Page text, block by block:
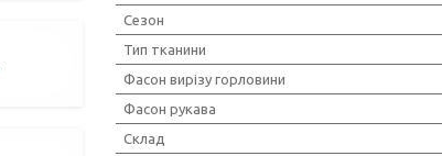
Сезон
Тип тканини
Фасон вирізу горловини
Фасон рукава
Склад